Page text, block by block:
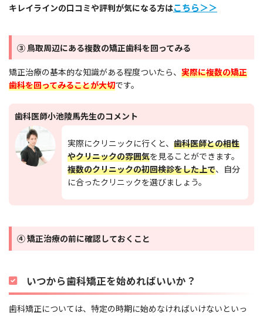
小池先生
方法です。治療装置はワイヤーとブラケットか
ら構成されます。痛みは伴いますが、抜歯など
を行い大きな移動を目指す治療に適していま
マウスピース矯正についても教えてほしいで
す！
小池先生
模型からCAD/CAM技術を用いて作製し、治療
治療中の見た目を気にする方 や、上顎前突（出
っ歯）・叢生・空隙歯列（すきっ歯）などの矯
キレイラインの口コミや評判が気になる方はこちら＞＞
③ 鳥取周辺にある複数の矯正歯科を回ってみる
矯正治療の基本的な知識がある程度ついたら、 実際に複数の矯正
歯科を回ってみることが大切です。
歯科医師小池陵馬先生のコメント
実際にクリニックに行くと、 歯科医師との相性
やクリニックの雰囲気を見ることができます。
複数のクリニックの初回検診をした上で、自分
に合ったクリニックを選びましょう。
④ 矯正治療の前に確認しておくこと
いつから歯科矯正を始めればいいか？
歯科矯正については、特定の時期に始めなければいけないといっ